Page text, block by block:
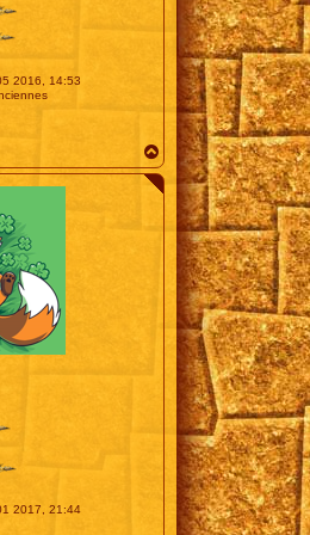
2016, 14:53
a
u
2017, 21:44